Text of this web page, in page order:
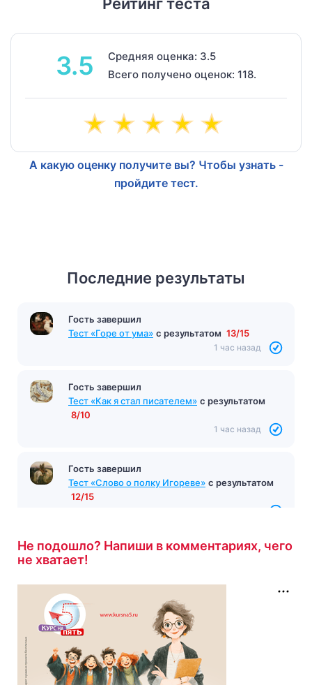
3.5
Средняя оценка: 3.5
Всего получено оценок: 118.
А какую оценку получите вы? Чтобы узнать -
пройдите тест.
Последние результаты
Гость завершил
Тест «Горе от ума» с результатом 13/15
1 час назад
Гость завершил
Тест «Как я стал писателем» с результатом
8/10
1 час назад
Гость завершил
Тест «Слово о полку Игореве» с результатом
12/15
Не подошло? Напиши в комментариях, чего
не хватает!